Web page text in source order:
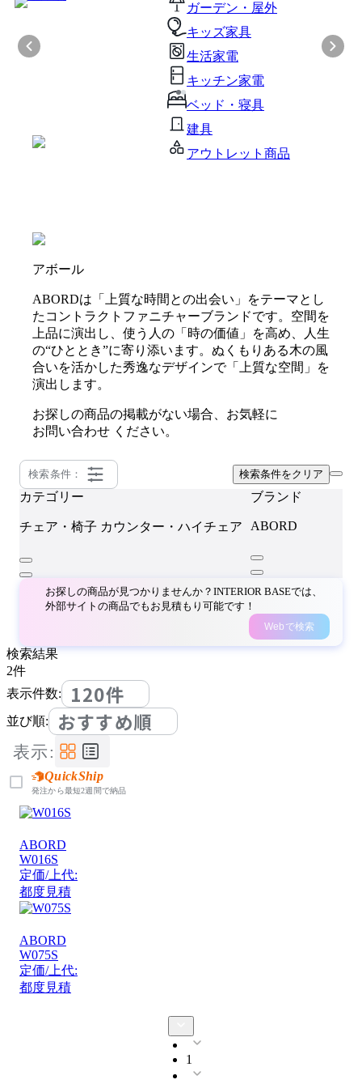
ガーデン・屋外
キッズ家具
生活家電
キッチン家電
ベッド・寝具
建具
アウトレット商品
アボール
ABORDは「上質な時間との出会い」をテーマとし
たコントラクトファニチャーブランドです。空間を
上品に演出し、使う人の「時の価値」を高め、人生
の“ひととき”に寄り添います。ぬくもりある木の風
合いを活かした秀逸なデザインで「上質な空間」を
演出します。
お探しの商品の掲載がない場合、お気軽に
お問い合わせ ください。
検索条件： 検索条件をクリア
カテゴリー
チェア・椅子 カウンター・ハイチェア
ブランド
ABORD
お探しの商品が見つかりませんか？INTERIOR BASEでは、
外部サイトの商品でもお見積もり可能です！
Webで検索
検索結果
2件
表示件数:
120件
並び順: おすすめ順
表示:
QuickShip
発注から最短2週間で納品
ABORD
W016S
定価/上代:
都度見積
ABORD
W075S
定価/上代:
都度見積
1